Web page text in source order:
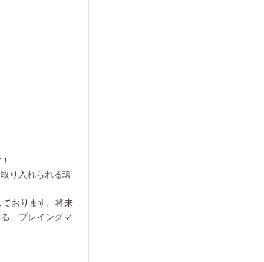
り入れられる環
おります。将来
、プレイングマ